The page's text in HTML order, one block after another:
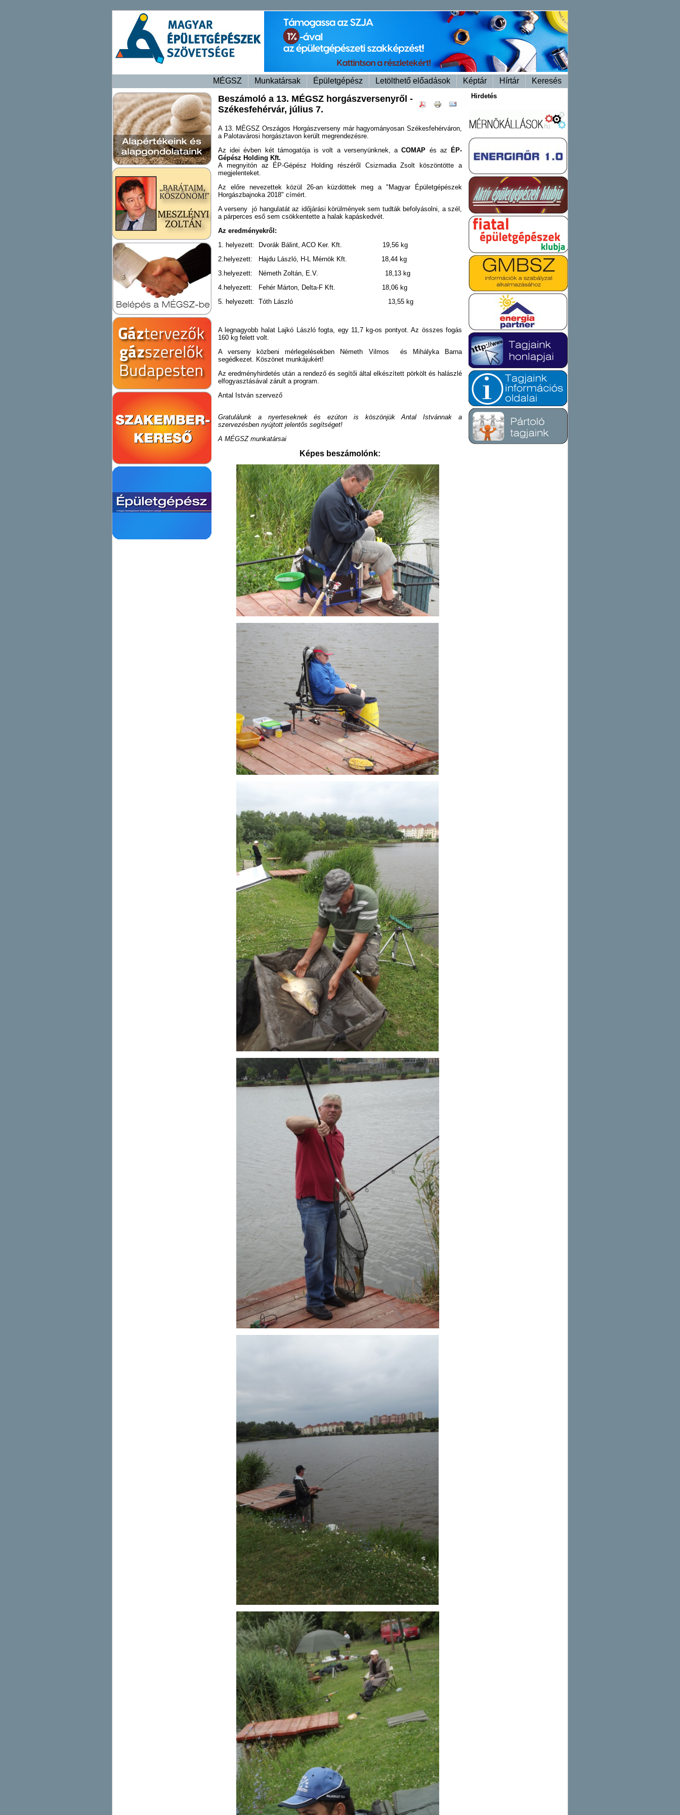
MÉGSZ Munkatársak Épületgépész Letölthető előadások Képtár Hírtár Keresés
Hirdetés
Beszámoló a 13. MÉGSZ horgászversenyről -
Székesfehérvár, július 7.
A 13. MÉGSZ Országos Horgászverseny már hagyományosan Székesfehérváron,
a Palotavárosi horgásztavon került megrendezésre.
Az idei évben két támogatója is volt a versenyünknek, aCOMAP és az
ÉP-
Gépész Holding Kft.
A megnyitón az ÉP-Gépész Holding részéről Csizmadia Zsolt köszöntötte a
megjelenteket.
Az előre nevezettek közül 26-an küzdöttek meg a "Magyar Épületgépészek
Horgászbajnoka 2018" címért.
A verseny jó hangulatát az időjárási körülmények sem tudták befolyásolni, a szél,
a párperces eső sem csökkentette a halak kapáskedvét.
Az eredményekről:
1. helyezett: Dvorák Bálint, ACO Ker. Kft. 19,56 kg
2.helyezett: Hajdu László, H-L Mérnök Kft. 18,44 kg
3.helyezett: Németh Zoltán, E.V. 18,13 kg
4.helyezett: Fehér Márton, Delta-F Kft. 18,06 kg
5. helyezett: Tóth László 13,55 kg
A legnagyobb halat Lajkó László fogta, egy 11,7 kg-os pontyot. Az összes fogás
160 kg felett volt.
A verseny közbeni mérlegelésekben Németh Vilmos és Mihályka Barna
segédkezet. Köszönet munkájukért!
Az eredményhirdetés után a rendező és segítői által elkészített pörkölt és halászlé
elfogyasztásával zárult a program.
Antal István szervező
Gratulálunk a nyerteseknek és ezúton is köszönjük Antal Istvánnak a
szervezésben nyújtott jelentős segítséget!
A MÉGSZ munkatársai
Képes beszámolónk: